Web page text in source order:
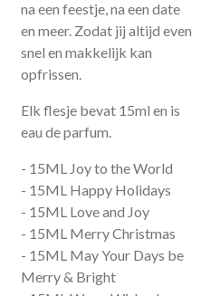
na een feestje, na een date
en meer. Zodat jij altijd even
snel en makkelijk kan
opfrissen.
Elk flesje bevat 15ml en is
eau de parfum.
- 15ML Joy to the World
- 15ML Happy Holidays
- 15ML Love and Joy
- 15ML Merry Christmas
- 15ML May Your Days be
Merry & Bright